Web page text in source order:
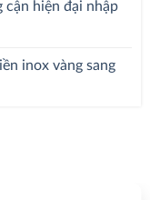
cận hiện đại nhập
inox vàng sang